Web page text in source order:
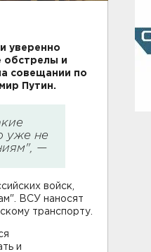
уверенно
обстрелы и
совещании по
Путин.
уже не
—
войск,
ВСУ наносят
транспорту.
и